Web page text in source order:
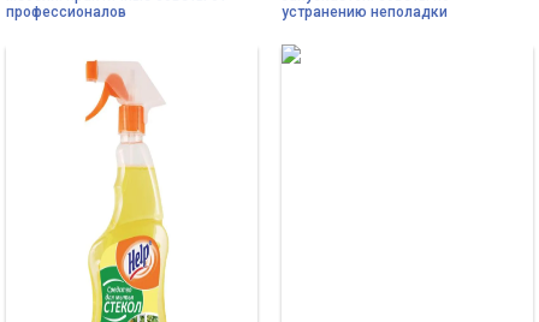
профессионалов
устранению неполадки